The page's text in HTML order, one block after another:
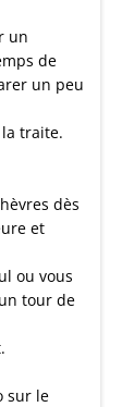
un
de
un peu
traite.
dès
et
ou vous
tour de
sur le